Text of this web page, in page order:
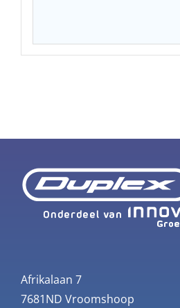
Afrikalaan 7
7681ND Vroomshoop